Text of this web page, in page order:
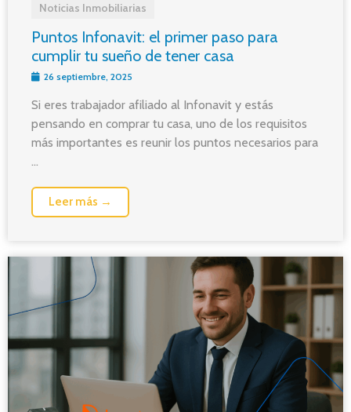
Noticias Inmobiliarias
Puntos Infonavit: el primer paso para
cumplir tu sueño de tener casa
26 septiembre, 2025
Si eres trabajador afiliado al Infonavit y estás
pensando en comprar tu casa, uno de los requisitos
más importantes es reunir los puntos necesarios para
...
Leer más →